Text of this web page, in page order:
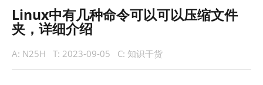
Linux中有几种命令可以可以压缩文件
夹，详细介绍
A: N25H T: 2023-09-05 C: 知识干货